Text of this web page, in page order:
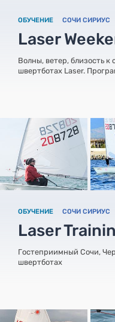
ОБУЧЕНИЕ СОЧИ СИРИУС
Laser
Волны, ветер, близость
швертботах Laser.
ОБУЧЕНИЕ СОЧИ СИРИУС
Laser
Гостеприимный Сочи,
швертботах